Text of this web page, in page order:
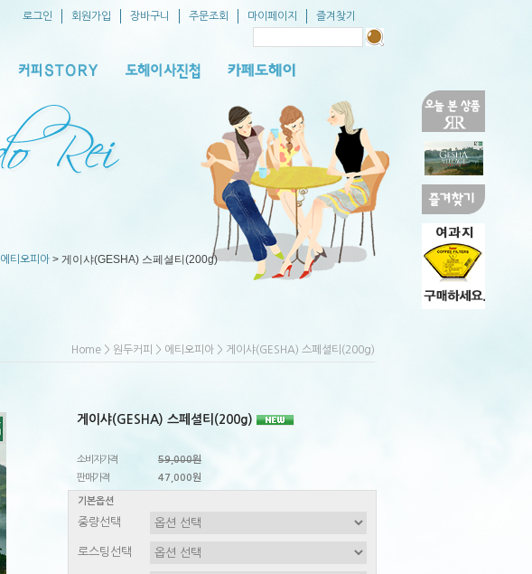
로그인 회원가입 장바구니 주문조회 마이페이지 즐겨찾기
에티오피아 > 게이샤(GESHA) 스페셜티(200g)
Home > 원두커피 > 에티오피아 > 게이샤(GESHA) 스페셜티(200g)
게이샤(GESHA) 스페셜티(200g)
소비자가격
59,000원
판매가격
47,000원
기본옵션
중량선택
로스팅선택